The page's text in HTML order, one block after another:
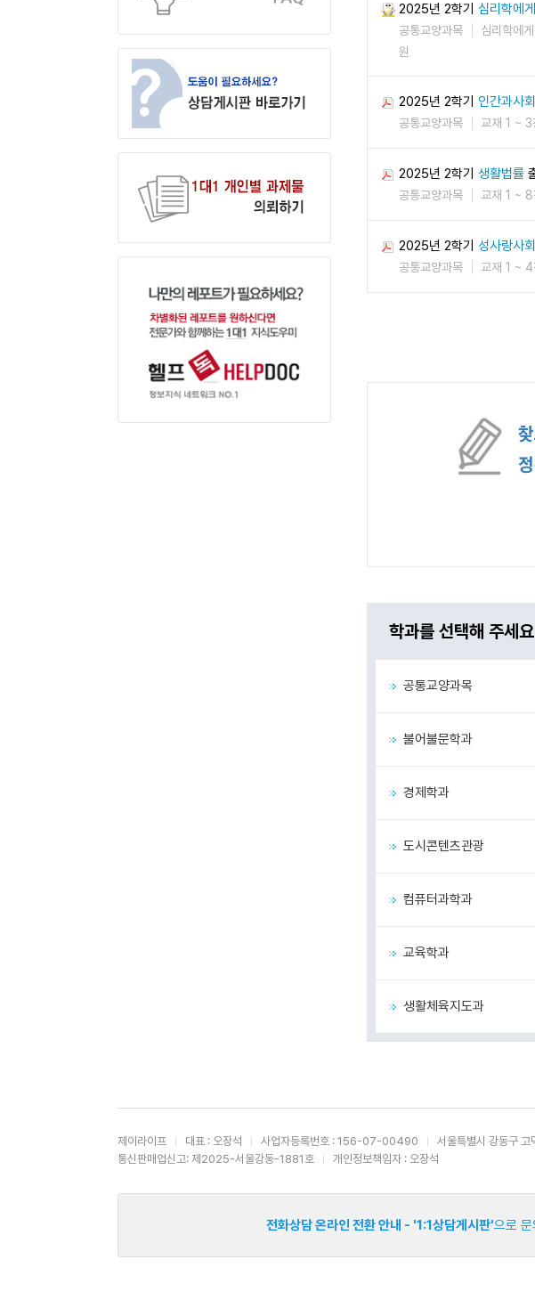
2025년 2학기 심리학에
공통교양과목 심리학에
원
2025년 2학기 인간과사회
공통교양과목 교재 1 ~ 3
2025년 2학기 생활법률
공통교양과목 교재 1 ~ 8
2025년 2학기 성사랑사회
공통교양과목 교재 1 ~ 4
학과를 선택해 주세요
공통교양과목
불어불문학과
경제학과
도시콘텐츠관광
컴퓨터과학과
교육학과
생활체육지도과
제이라이프 대표 : 오장석 사업자등록번호 : 156-07-00490
서울특별시 강동구
통신판매업신고: 제2025-서울강동-1881호
개인정보책임자 : 오장석
전화상담 온라인 전환 안내 - '1:1상담게시판'으로